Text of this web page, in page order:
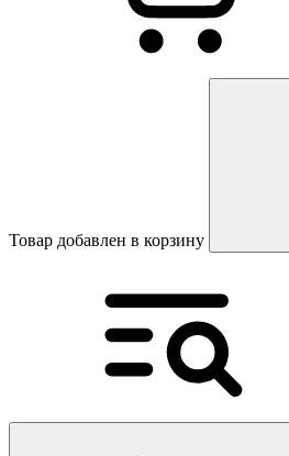
Товар добавлен в корзину